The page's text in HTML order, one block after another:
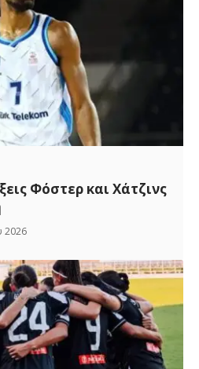
Φόστερ και Χάτζινς
2026